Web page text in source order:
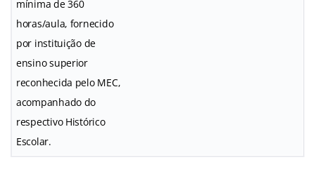
mínima de 360
horas/aula, fornecido
por instituição de
ensino superior
reconhecida pelo MEC,
acompanhado do
respectivo Histórico
Escolar.